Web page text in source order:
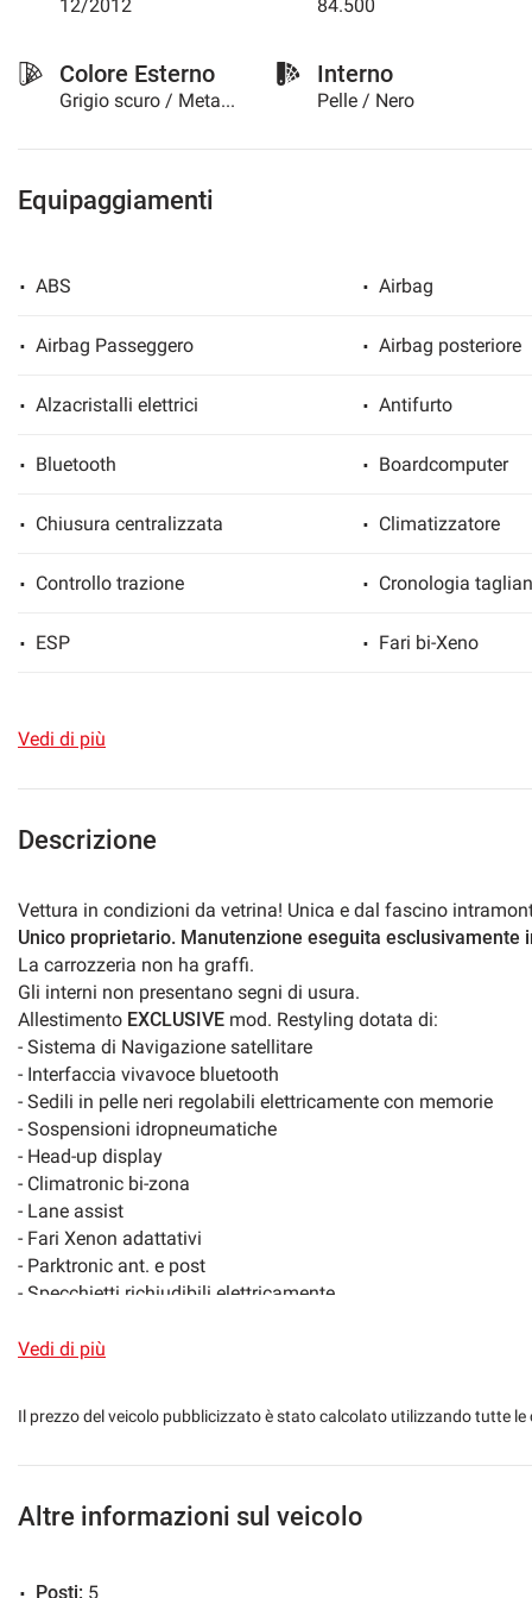
12/2012 84.500
Colore Esterno
Grigio scuro / Metallizzato
Interno
Pelle / Nero
Equipaggiamenti
ABS Airbag
Airbag Passeggero Airbag posteriore
Alzacristalli elettrici Antifurto
Bluetooth Boardcomputer
Chiusura centralizzata Climatizzatore
Controllo trazione Cronologia
ESP Fari bi-Xeno
Navigatore satellitare Sospensioni
Supporto lombare
Volante in pelle
Vedi di più
Descrizione
Vettura in condizioni da vetrina! Unica e dal fascino
Unico proprietario. Manutenzione eseguita esclusivamente
La carrozzeria non ha graffi.
Gli interni non presentano segni di usura.
Allestimento EXCLUSIVE mod. Restyling dotata di:
- Sistema di Navigazione satellitare
- Interfaccia vivavoce bluetooth
- Sedili in pelle neri regolabili elettricamente con memorie
- Sospensioni idropneumatiche
- Head-up display
- Climatronic bi-zona
- Lane assist
- Fari Xenon adattativi
- Parktronic ant. e post
- Specchietti richiudibili elettricamente
- Volante in pelle multifunzione
- Cerchi in lega da 18"
Possibilità di permuta anche con auto d'epoca.
Vi invitiamo anche a visionare il nostro sito web aggiornato in
Vedi di più
Il prezzo del veicolo pubblicizzato è stato calcolato utilizzando tutte
Altre informazioni sul veicolo
Posti: 5
di
tracciamento
cookie
policy.
e
tue
in
Cookie delle preferenze
Cookie di marketing